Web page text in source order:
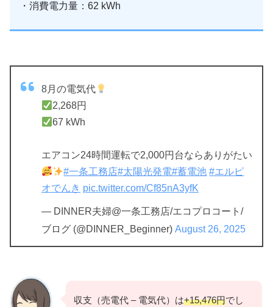
・消費電力量：62 kWh
8月の電気代
2,268円
67 kWh
エアコン24時間運転で2,000円台ならありがたい
#一条工務店#太陽光発電#蓄電池 #エルピ
オでんき pic.twitter.com/Cf85nA3yfK
— DINNER夫婦@一条工務店/エコプロコート/
ブログ (@DINNER_Beginner) August 26, 2025
収支（売電代 – 電気代）は+15,476円でし